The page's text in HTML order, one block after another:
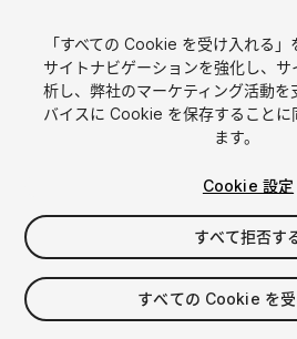
1/4
$60
「すべての Cookie を受け入れる」
サイトナビゲーションを強化し、
析し、弊社のマーケティング活動
バイスに Cookie を保存することに
ます。
Cookie 設定
すべて拒否す
すべての Cookie を